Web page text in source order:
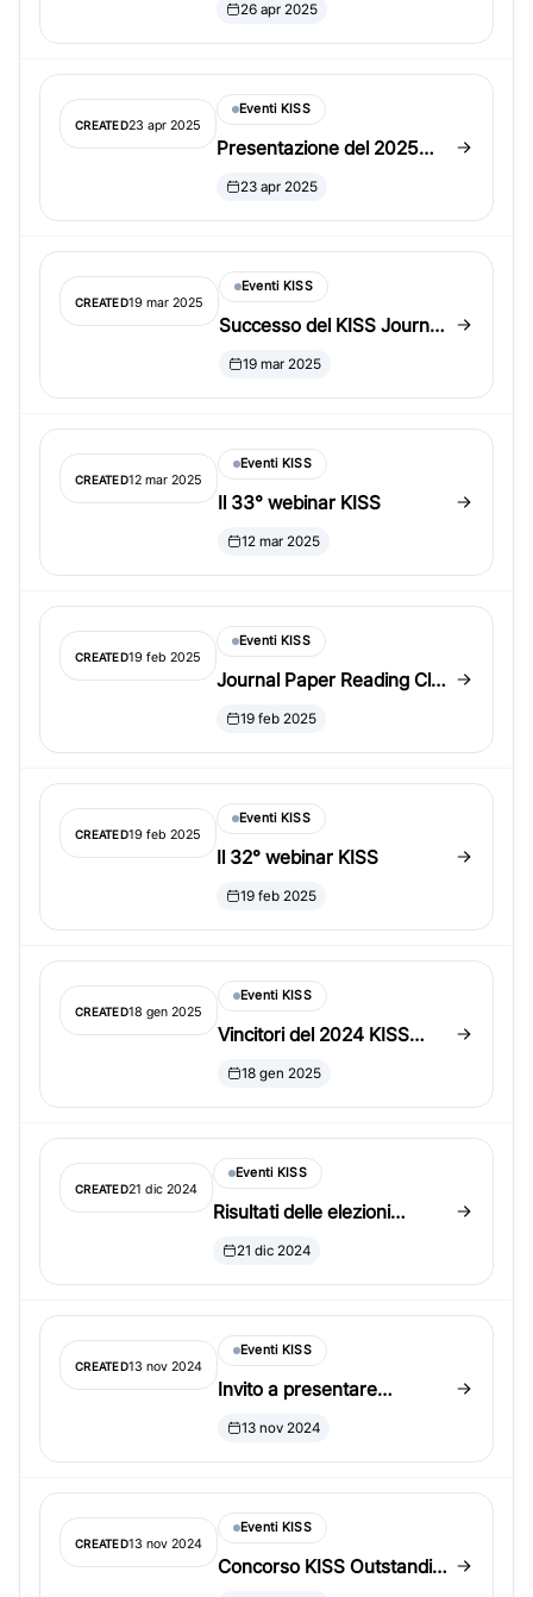
26 apr 2025
CREATED23 apr 2025
Eventi KISS
Presentazione del 2025
KISS Outstanding Student
23 apr 2025
CREATED19 mar 2025
Eventi KISS
Successo del KISS Journal
Paper Reading Club e invito
19 mar 2025
CREATED12 mar 2025
Eventi KISS
Il 33° webinar KISS
12 mar 2025
CREATED19 feb 2025
Eventi KISS
Journal Paper Reading Club
di KISS
19 feb 2025
CREATED19 feb 2025
Eventi KISS
Il 32° webinar KISS
19 feb 2025
CREATED18 gen 2025
Eventi KISS
Vincitori del 2024 KISS
Outstanding Student Paper
18 gen 2025
CREATED21 dic 2024
Eventi KISS
Risultati delle elezioni
presidenziali KISS 2024
21 dic 2024
CREATED13 nov 2024
Eventi KISS
Invito a presentare
candidature per la
13 nov 2024
CREATED13 nov 2024
Eventi KISS
Concorso KISS Outstanding